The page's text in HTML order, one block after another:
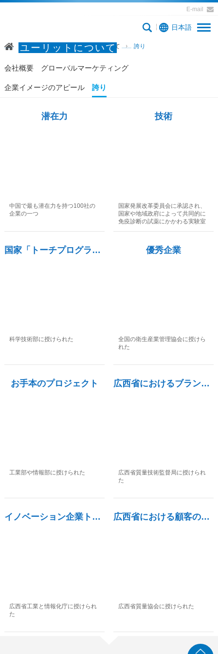
E-mail
日本語
ユーリットについて
ホームページ ユーリットについて 誇り
会社概要 グローバルマーケティング
企業イメージのアピール 誇り
潜在力
中国で最も潜在力を持つ100社の
企業の一つ
技術
国家発展改革委員会に承認され、
国家や地域政府によって共同的に
免疫診断の試薬にかかわる実験室
国家「トーチプログラム」におけるハイテク企業
科学技術部に授けられた
優秀企業
全国の衛生産業管理協会に授けら
れた
お手本のプロジェクト
工業部や情報部に授けられた
広西省におけるブランド製品
広西省質量技術監督局に授けられ
た
イノベーション企業トップ10
広西省工業と情報化庁に授けられ
た
広西省における顧客の満足度が高い製品
広西省質量協会に授けられた